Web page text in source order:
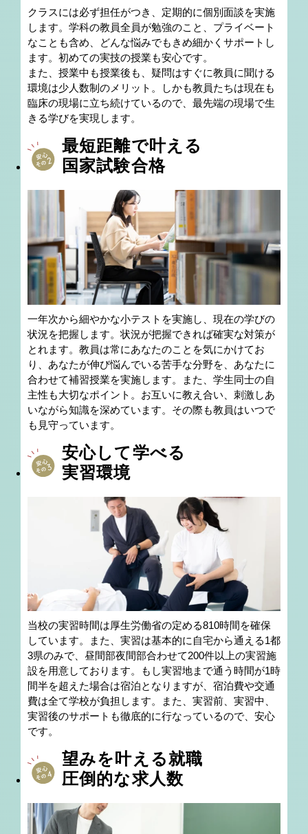
クラスには必ず担任がつき、定期的に個別面談を実施
します。学科の教員全員が勉強のこと、プライベート
なことも含め、どんな悩みでもきめ細かくサポートし
ます。初めての実技の授業も安心です。
また、授業中も授業後も、疑問はすぐに教員に聞ける
環境は少人数制のメリット。しかも教員たちは現在も
臨床の現場に立ち続けているので、最先端の現場で生
きる学びを実現します。
最短距離で叶える
国家試験合格
一年次から細やかな小テストを実施し、現在の学びの
状況を把握します。状況が把握できれば確実な対策が
とれます。教員は常にあなたのことを気にかけてお
り、あなたが伸び悩んでいる苦手な分野を、あなたに
合わせて補習授業を実施します。また、学生同士の自
主性も大切なポイント。お互いに教え合い、刺激しあ
いながら知識を深めています。その際も教員はいつで
も見守っています。
安心して学べる
実習環境
当校の実習時間は厚生労働省の定める810時間を確保
しています。また、実習は基本的に自宅から通える1都
3県のみで、昼間部夜間部合わせて200件以上の実習施
設を用意しております。もし実習地まで通う時間が1時
間半を超えた場合は宿泊となりますが、宿泊費や交通
費は全て学校が負担します。また、実習前、実習中、
実習後のサポートも徹底的に行なっているので、安心
です。
望みを叶える就職
圧倒的な求人数